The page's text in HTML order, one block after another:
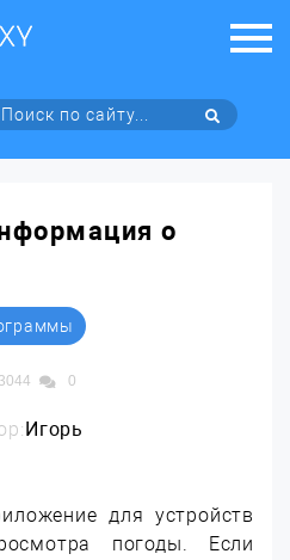
о
3044 0
Игорь
для устройств
погоды. Если